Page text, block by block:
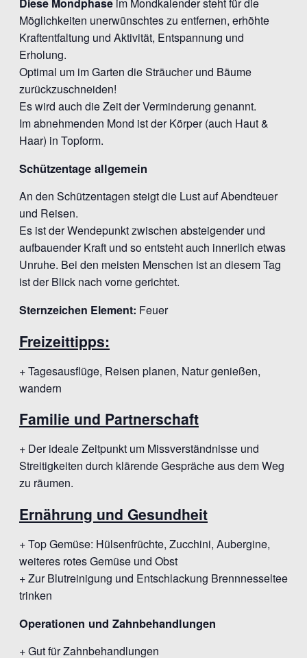
Möglichkeiten unerwünschtes zu entfernen, erhöhte
Kraftentfaltung und Aktivität, Entspannung und
Erholung.
Optimal um im Garten die Sträucher und Bäume
zurückzuschneiden!
Es wird auch die Zeit der Verminderung genannt.
Im abnehmenden Mond ist der Körper (auch Haut &
Haar) in Topform.
Schützentage allgemein
An den Schützentagen steigt die Lust auf Abendteuer
und Reisen.
Es ist der Wendepunkt zwischen absteigender und
aufbauender Kraft und so entsteht auch innerlich etwas
Unruhe. Bei den meisten Menschen ist an diesem Tag
ist der Blick nach vorne gerichtet.
Sternzeichen Element: Feuer
Freizeittipps:
+ Tagesausflüge, Reisen planen, Natur genießen,
wandern
Familie und Partnerschaft
+ Der ideale Zeitpunkt um Missverständnisse und
Streitigkeiten durch klärende Gespräche aus dem Weg
zu räumen.
Ernährung und Gesundheit
+ Top Gemüse: Hülsenfrüchte, Zucchini, Aubergine,
weiteres rotes Gemüse und Obst
+ Zur Blutreinigung und Entschlackung Brennnesseltee
trinken
Operationen und Zahnbehandlungen
+ Gut für Zahnbehandlungen